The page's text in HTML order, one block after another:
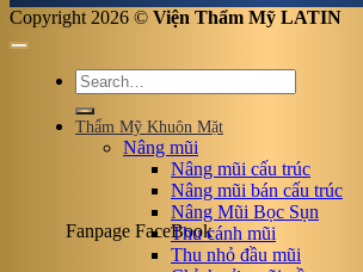
Fanpage FaceBook
Copyright 2026 © Viện Thẩm Mỹ LATIN
Thẩm Mỹ Khuôn Mặt
Nâng mũi
Nâng mũi cấu trúc
Nâng mũi bán cấu trúc
Nâng Mũi Bọc Sụn
Thu cánh mũi
Thu nhỏ đầu mũi